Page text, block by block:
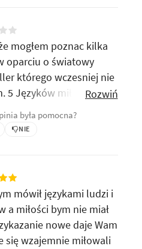
mogłem poznac kilka
oparciu o światowy
którego wczesniej nie
5 Języków miłości jest
znane w praktyce,
w teorii - było to dla
Rozwiń
była pomocna?
NIE
mówił językami ludzi i
a miłości bym nie miał
nowe daje Wam
się wzajemnie miłowali